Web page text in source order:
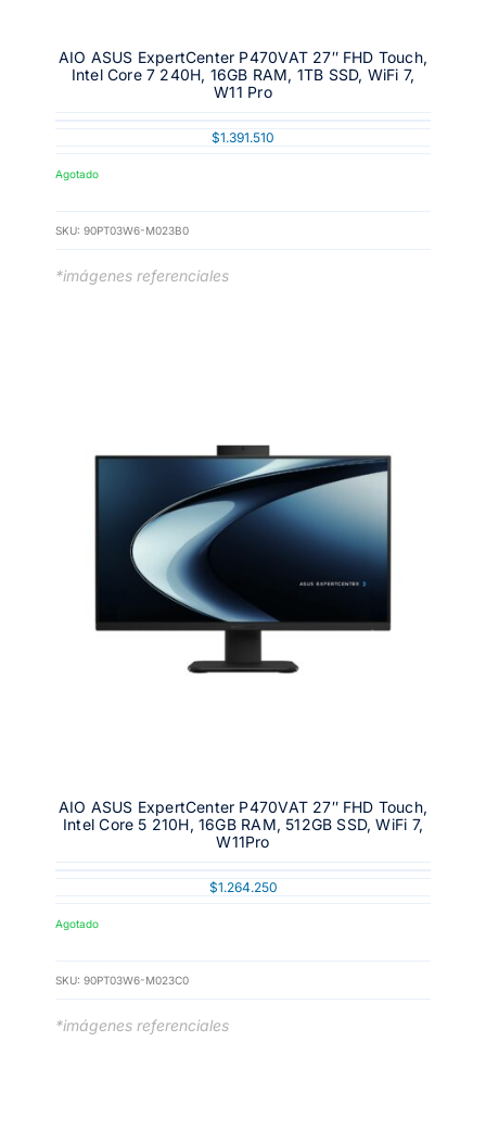
AIO ASUS ExpertCenter P470VAT 27″ FHD Touch,
Intel Core 7 240H, 16GB RAM, 1TB SSD, WiFi 7,
W11 Pro
$1.391.510
Agotado
SKU: 90PT03W6-M023B0
*imágenes referenciales
AIO ASUS ExpertCenter P470VAT 27″ FHD Touch,
Intel Core 5 210H, 16GB RAM, 512GB SSD, WiFi 7,
W11Pro
$1.264.250
Agotado
SKU: 90PT03W6-M023C0
*imágenes referenciales